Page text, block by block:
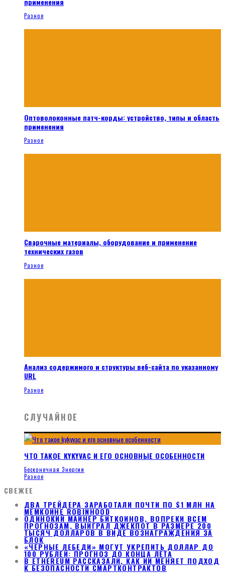
Разное
Оптоволоконные патч-корды: устройство, типы и область
применения
Разное
Сварочные материалы, оборудование и применение
технических газов
Разное
Анализ содержимого и структуры веб-сайта по указанному
URL
Разное
СЛУЧАЙНОЕ
ЧТО ТАКОЕ KYKYVAC И ЕГО ОСНОВНЫЕ ОСОБЕННОСТИ
Бесконечная Энергия
Разное
СВЕЖЕЕ
ДВА ТРЕЙДЕРА ЗАРАБОТАЛИ ПОЧТИ ПО $1 МЛН НА
МЕМКОИНЕ ROBINHOOD
ОДИНОКИЙ МАЙНЕР БИТКОИНОВ, ВОПРЕКИ ВСЕМ
ПРОГНОЗАМ, ВЫИГРАЛ ДЖЕКПОТ В РАЗМЕРЕ 200
ТЫСЯЧ ДОЛЛАРОВ В ВИДЕ ВОЗНАГРАЖДЕНИЯ ЗА
БЛОК
«ЧЕРНЫЕ ЛЕБЕДИ» МОГУТ УКРЕПИТЬ ДОЛЛАР ДО
100 РУБЛЕЙ: ПРОГНОЗ ДО КОНЦА ЛЕТА
В ETHEREUM РАССКАЗАЛИ, КАК ИИ МЕНЯЕТ ПОДХОД
К БЕЗОПАСНОСТИ СМАРТКОНТРАКТОВ